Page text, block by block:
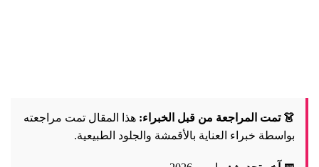
👗 تمت المراجعة من قبل الخبراء: هذا المقال تمت مراجعته
بواسطة خبراء العناية بالأقمشة والجلود الطبيعية.